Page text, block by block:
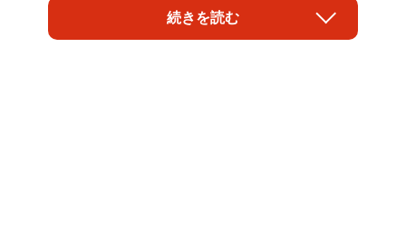
と”をつづったInstagramが、多くの共感を集めています。
続きを読む